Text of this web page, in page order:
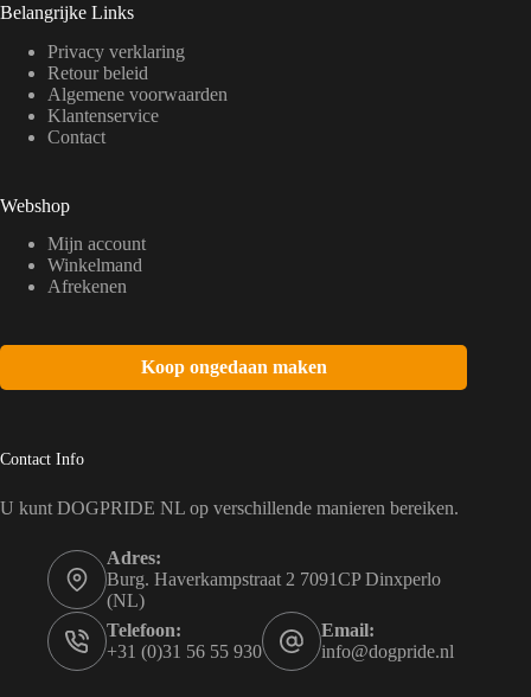
Belangrijke Links
Privacy verklaring
Retour beleid
Algemene voorwaarden
Klantenservice
Contact
Webshop
Mijn account
Winkelmand
Afrekenen
Koop ongedaan maken
Contact Info
U kunt DOGPRIDE NL op verschillende manieren bereiken.
Adres:
Burg. Haverkampstraat 2 7091CP Dinxperlo
(NL)
Telefoon:
+31 (0)31 56 55 930
Email:
info@dogpride.nl